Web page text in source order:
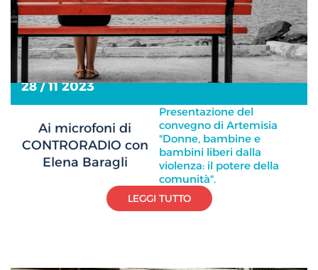
Ai microfoni di
CONTRORADIO con
Elena Baragli
Presentazione del
convegno di Artemisia
"Donne, bambine e
bambini liberi dalla
violenza: il potere della
comunità".
28 / 11 2023
LEGGI TUTTO